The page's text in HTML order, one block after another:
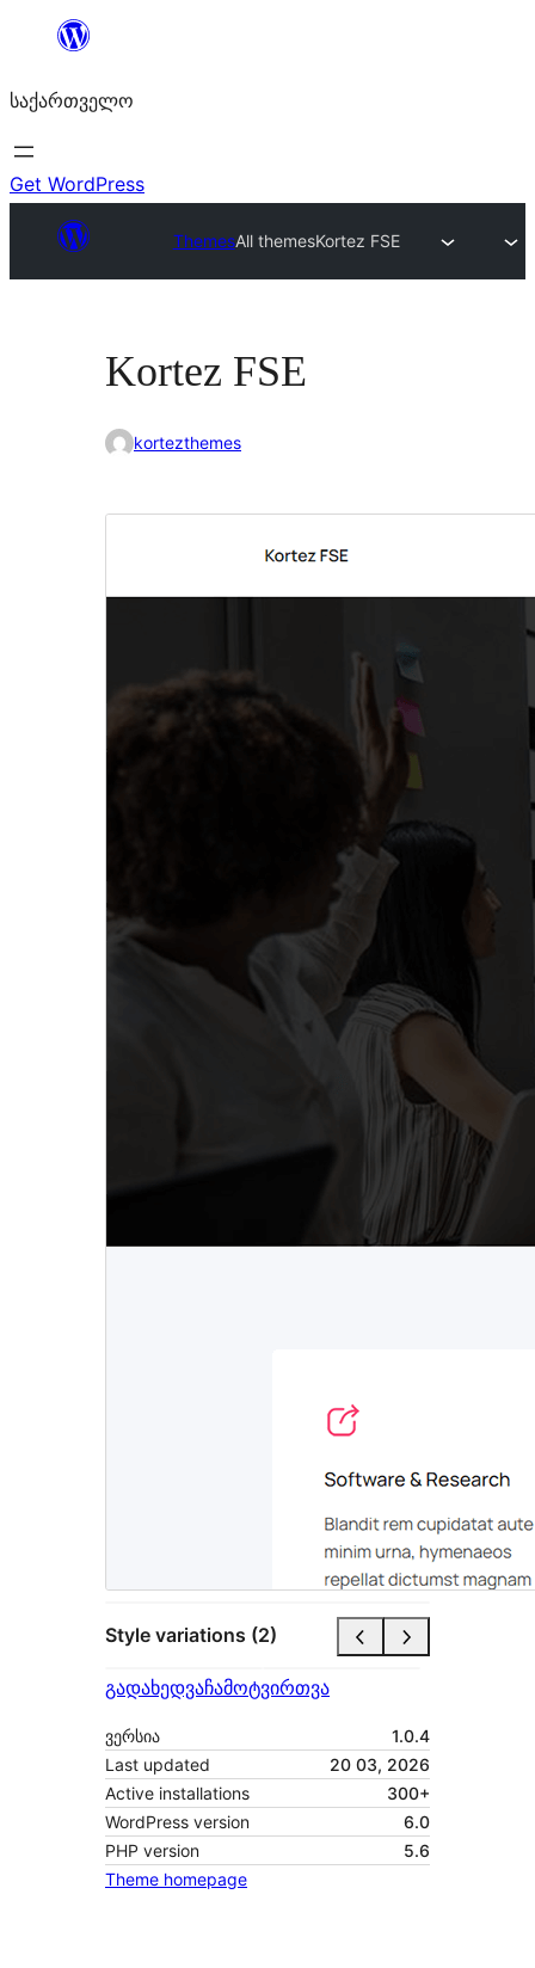
შიგთავსზე
საქართველო
Get WordPress
ThemesAll themesKortez FSE
Kortez FSE
kortezthemes
Style variations (2)
გადახედვაჩამოტვირთვა
ვერსია
1.0.4
Last updated
20 03, 2026
Active installations
300+
WordPress version
6.0
PHP version
5.6
Theme homepage